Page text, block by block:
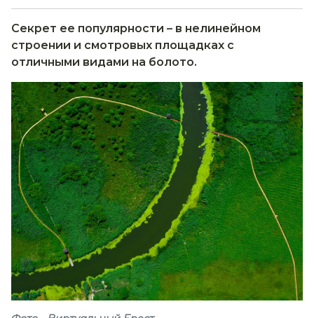
Секрет ее популярности – в нелинейном
строении и смотровых площадках с
отличными видами на болото.